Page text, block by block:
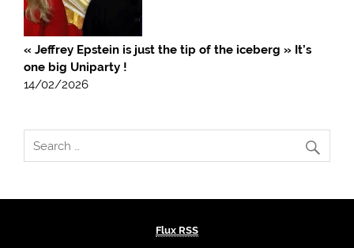
« Jeffrey Epstein is just the tip of the iceberg » It’s
one big Uniparty !
14/02/2026
Flux RSS